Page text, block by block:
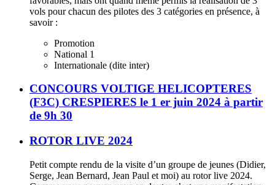
vols pour chacun des pilotes des 3 catégories en présence, à
savoir :
Promotion
National 1
Internationale (dite inter)
CONCOURS VOLTIGE HELICOPTERES
(F3C) CRESPIERES le 1 er juin 2024 à partir
de 9h 30
ROTOR LIVE 2024
Petit compte rendu de la visite d’un groupe de jeunes (Didier,
Serge, Jean Bernard, Jean Paul et moi) au rotor live 2024.